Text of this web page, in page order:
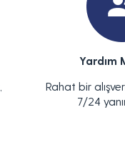
Yardım
Rahat bir
7/24